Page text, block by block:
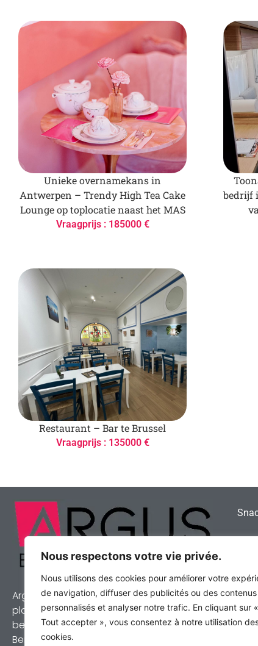
Nous respectons votre vie privée.
Nous utilisons des cookies pour améliorer votre
de navigation, diffuser des publicités ou des contenus
personnalisés et analyser notre trafic. En cliquant sur «
Tout accepter », vous consentez à notre utilisation
cookies.
Unieke overnamekans in
Antwerpen – Trendy High Tea Cake
Lounge op toplocatie naast het MAS
Vraagprijs : 185000 €
bedrijf
Restaurant – Bar te Brussel
Vraagprijs : 135000 €
Argus Bedrijven is een van de belangrijkste
platforms voor de overname van
bedrijven en ondernemingen in de
Benelux. Elke zaak die wij presenteren, is
Uw